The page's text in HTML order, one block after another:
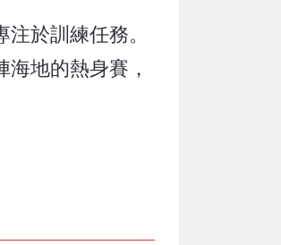
於訓練任務。
地的熱身賽，